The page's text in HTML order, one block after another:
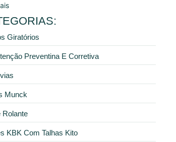
Giratórios
Preventina E Corretiva
Munck
Rolante
KBK Com Talhas Kito